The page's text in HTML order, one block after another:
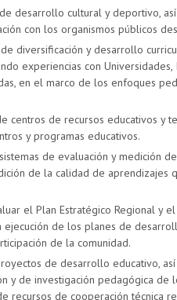
desarrollo cultural y deportivo,
con los organismos públicos
diversificación y desarrollo
experiencias con
en el marco de los enfoques
centros de recursos educativos y
y programas educativos.
de evaluación y medición
de la calidad de
el Plan Estratégico Regional y
ejecución de los planes de
de la comunidad.
de desarrollo educativo,
y de investigación pedagógica de
recursos de cooperación técnica